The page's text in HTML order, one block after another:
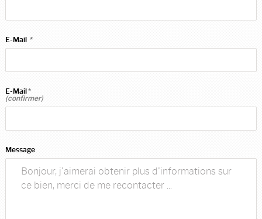
E-Mail *
E-Mail*
(confirmer)
Message